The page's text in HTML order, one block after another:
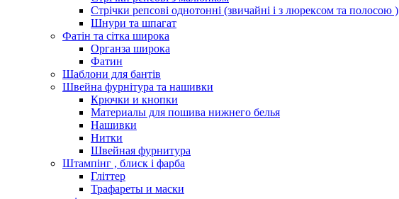
Стрічки репсові однотонні (звичайні і з люрексом та полосою )
Шнури та шпагат
Фатін та сітка широка
Органза широка
Фатин
Шаблони для бантів
Швейна фурнітура та нашивки
Крючки и кнопки
Материалы для пошива нижнего белья
Нашивки
Нитки
Швейная фурнитура
Штампінг , блиск і фарба
Гліттер
Трафареты и маски